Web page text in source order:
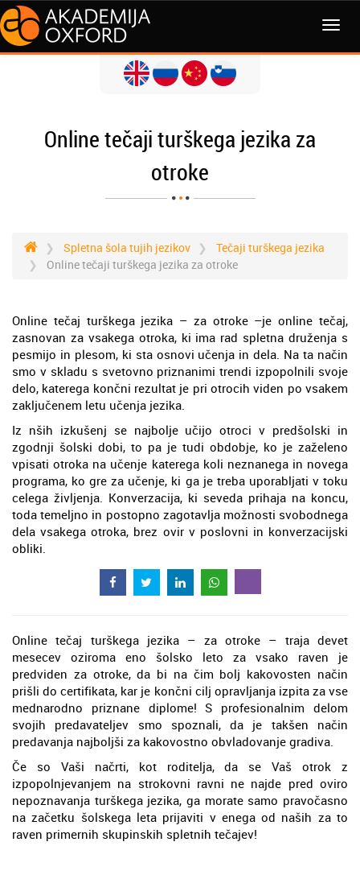
MENI
Online tečaji turškega jezika za
otroke
Spletna šola tujih jezikov
Tečaji turškega jezika
Online tečaji turškega jezika za otroke
Online tečaj turškega jezika – za otroke –je online tečaj,
zasnovan za vsakega otroka, ki ima rad spletna druženja s
pesmijo in plesom, ki sta osnovi učenja in dela. Na ta način
smo v skladu s svetovno priznanimi trendi izpopolnili svoje
delo, katerega končni rezultat je pri otrocih viden po vsakem
zaključenem letu učenja jezika.
Iz nših izkušenj se najbolje učijo otroci v predšolski in
zgodnji šolski dobi, to pa je tudi obdobje, ko je zaželeno
vpisati otroka na učenje katerega koli neznanega in novega
programa, ko gre za učenje, ki ga je treba uporabljati v toku
celega življenja. Konverzacija, ki seveda prihaja na koncu,
toda temeljno in postopno zagotavlja možnosti svobodnega
dela vsakega otroka, brez ovir v poslovni in konverzacijski
obliki.
Online tečaj turškega jezika – za otroke – traja devet
mesecev oziroma eno šolsko leto za vsako raven je
predviden za otroke, da bi na čim bolj kakovosten način
prišli do certifikata, kar je končni cilj opravljanja izpita za vse
mednarodno priznane diplome! S profesionalnim delom
svojih predavateljev smo spoznali, da je takšen način
predavanja najboljši za kakovostno obvladovanje gradiva.
Če so Vaši načrti, kot roditelja, da se Vaš otrok z
izpopolnjevanjem na strokovni ravni ne najde pred oviro
nepoznavanja turškega jezika, ga morate samo pravočasno
na začetku šolskega leta prijaviti v enega od naših za to
raven primernih skupinskih spletnih tečajev!